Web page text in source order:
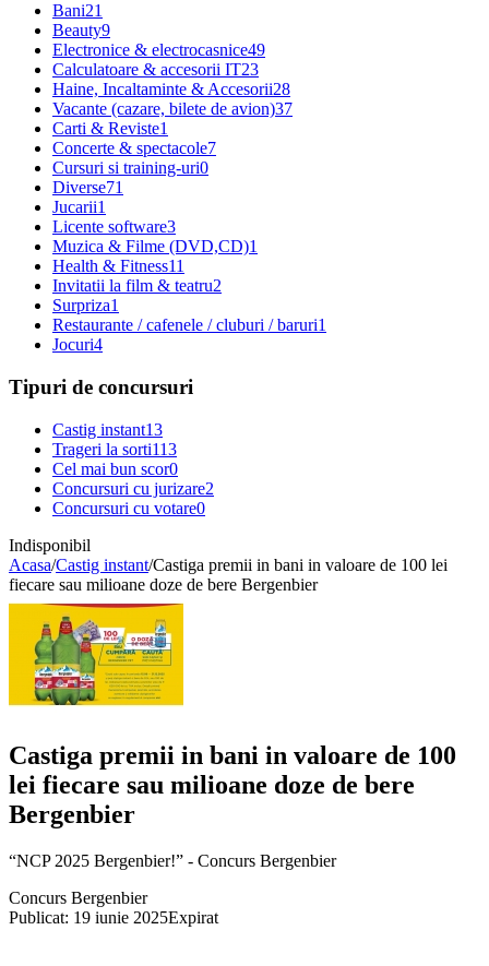
Bani21
Beauty9
Electronice & electrocasnice49
Calculatoare & accesorii IT23
Haine, Incaltaminte & Accesorii28
Vacante (cazare, bilete de avion)37
Carti & Reviste1
Concerte & spectacole7
Cursuri si training-uri0
Diverse71
Jucarii1
Licente software3
Muzica & Filme (DVD,CD)1
Health & Fitness11
Invitatii la film & teatru2
Surpriza1
Restaurante / cafenele / cluburi / baruri1
Jocuri4
Tipuri de concursuri
Castig instant13
Trageri la sorti113
Cel mai bun scor0
Concursuri cu jurizare2
Concursuri cu votare0
Indisponibil
Acasa/Castig instant/Castiga premii in bani in valoare de 100 lei
fiecare sau milioane doze de bere Bergenbier
Castiga premii in bani in valoare de 100
lei fiecare sau milioane doze de bere
Bergenbier
“NCP 2025 Bergenbier!” - Concurs Bergenbier
Concurs Bergenbier
Publicat: 19 iunie 2025Expirat